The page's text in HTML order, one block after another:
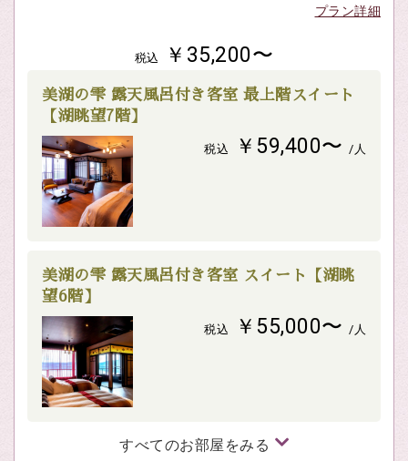
プラン詳細
税込 ￥35,200〜
美湖の雫 露天風呂付き客室 最上階スイート
【湖眺望7階】
税込 ￥59,400〜 /人
美湖の雫 露天風呂付き客室 スイート【湖眺
望6階】
税込 ￥55,000〜 /人
すべてのお部屋をみる